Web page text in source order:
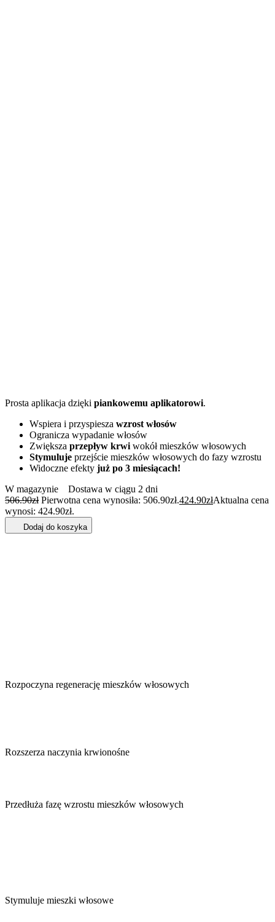
Prosta aplikacja dzięki piankowemu aplikatorowi.
Wspiera i przyspiesza wzrost włosów
Ogranicza wypadanie włosów
Zwiększa przepływ krwi wokół mieszków włosowych
Stymuluje przejście mieszków włosowych do fazy wzrostu
Widoczne efekty już po 3 miesiącach!
W magazynie
Dostawa w ciągu 2 dni
506.90zł Pierwotna cena wynosiła: 506.90zł.424.90złAktualna cena
wynosi: 424.90zł.
Dodaj do koszyka
Rozpoczyna regenerację mieszków włosowych
Rozszerza naczynia krwionośne
Przedłuża fazę wzrostu mieszków włosowych
Stymuluje mieszki włosowe